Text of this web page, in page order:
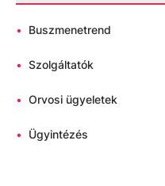
• Buszmenetrend
• Szolgáltatók
• Orvosi ügyeletek
• Ügyintézés